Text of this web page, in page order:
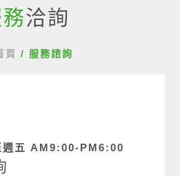
洽詢
頁 / 服務諮詢
週五 AM9:00-PM6:00